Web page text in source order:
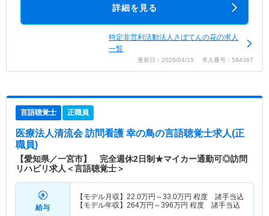
詳細を見る
特定非営利活動法人さぼてんの花の求人
一覧
更新日：2026/04/15 求人番号：594367
言語聴覚士 正職員
医療法人清流会 訪問看護 幸の鳥の言語聴覚士求人(正
職員)
【愛知県／一宮市】 完全週休2日制★マイカー通勤可◎訪問
リハビリ求人＜言語聴覚士＞
給与
【モデル月収】 22.0万円～33.0万円 程度 諸手当込
【モデル年収】 264万円～396万円 程度 諸手当込